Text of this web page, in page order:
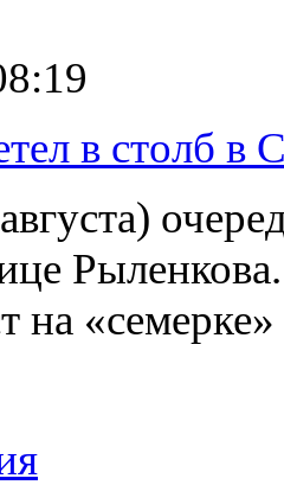
в столб в
на